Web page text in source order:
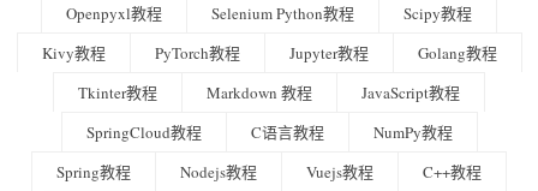
Openpyxl教程
Selenium Python教程
Scipy教程
Kivy教程
PyTorch教程 Jupyter教程
Golang教程
Tkinter教程
Markdown 教程
JavaScript教程
SpringCloud教程
C语言教程
NumPy教程
Spring教程
Nodejs教程 Vuejs教程
C++教程